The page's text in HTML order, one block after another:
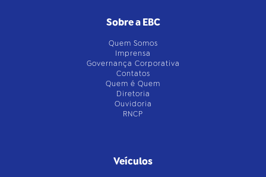
Sobre a EBC
Quem Somos
Imprensa
Governança Corporativa
Contatos
Quem é Quem
Diretoria
Ouvidoria
RNCP
Veículos